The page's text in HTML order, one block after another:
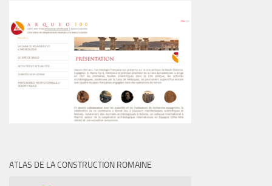
ATLAS DE LA CONSTRUCTION ROMAINE